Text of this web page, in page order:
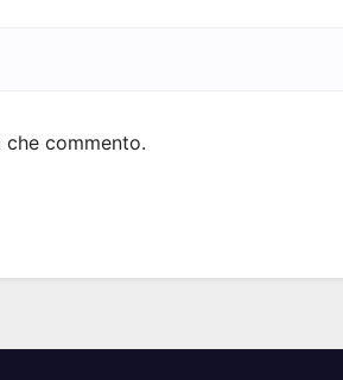
commento.